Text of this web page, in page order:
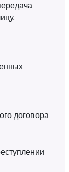
договора